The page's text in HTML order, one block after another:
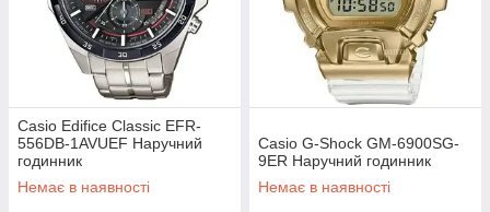
Casio Edifice Classic EFR-
556DB-1AVUEF Наручний
годинник
Немає в наявності
Casio G-Shock GM-6900SG-
9ER Наручний годинник
Немає в наявності